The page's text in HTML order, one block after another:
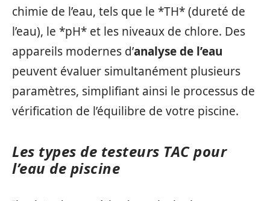
chimie de l’eau, tels que le *TH* (dureté de
l’eau), le *pH* et les niveaux de chlore. Des
appareils modernes d’analyse de l’eau
peuvent évaluer simultanément plusieurs
paramètres, simplifiant ainsi le processus de
vérification de l’équilibre de votre piscine.
Les types de testeurs TAC pour
l’eau de piscine